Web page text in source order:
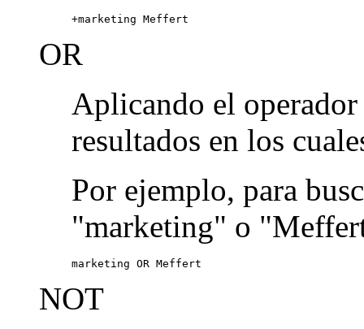
+marketing Meffert
OR
Aplicando el
resultados en los
Por ejemplo, para
"marketing" o
marketing OR Meffert
NOT